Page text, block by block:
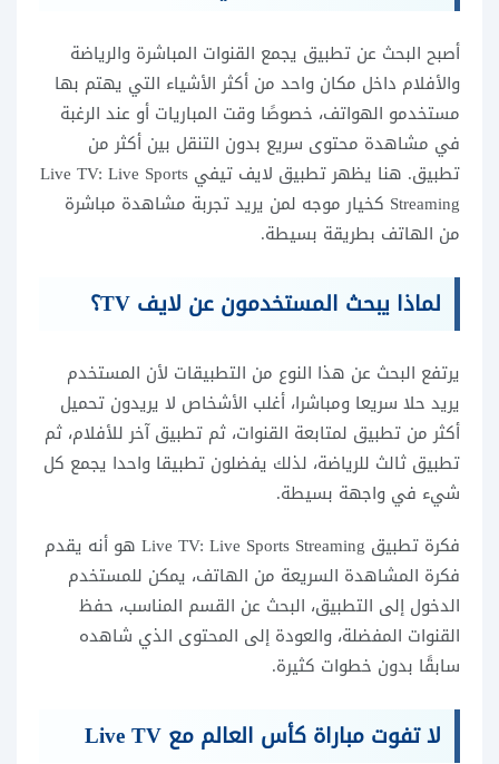
أصبح البحث عن تطبيق يجمع القنوات المباشرة والرياضة
والأفلام داخل مكان واحد من أكثر الأشياء التي يهتم بها
مستخدمو الهواتف، خصوصًا وقت المباريات أو عند الرغبة
في مشاهدة محتوى سريع بدون التنقل بين أكثر من
تطبيق. هنا يظهر تطبيق لايف تيفي Live TV: Live Sports
Streaming كخيار موجه لمن يريد تجربة مشاهدة مباشرة
من الهاتف بطريقة بسيطة.
لماذا يبحث المستخدمون عن لايف TV؟
يرتفع البحث عن هذا النوع من التطبيقات لأن المستخدم
يريد حلا سريعا ومباشرا، أغلب الأشخاص لا يريدون تحميل
أكثر من تطبيق لمتابعة القنوات، ثم تطبيق آخر للأفلام، ثم
تطبيق ثالث للرياضة، لذلك يفضلون تطبيقا واحدا يجمع كل
شيء في واجهة بسيطة.
فكرة تطبيق Live TV: Live Sports Streaming هو أنه يقدم
فكرة المشاهدة السريعة من الهاتف، يمكن للمستخدم
الدخول إلى التطبيق، البحث عن القسم المناسب، حفظ
القنوات المفضلة، والعودة إلى المحتوى الذي شاهده
سابقًا بدون خطوات كثيرة.
لا تفوت مباراة كأس العالم مع Live TV